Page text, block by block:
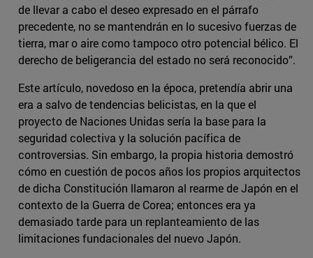
de llevar a cabo el deseo expresado en el párrafo
precedente, no se mantendrán en lo sucesivo fuerzas de
tierra, mar o aire como tampoco otro potencial bélico. El
derecho de beligerancia del estado no será reconocido”.
Este artículo, novedoso en la época, pretendía abrir una
era a salvo de tendencias belicistas, en la que el
proyecto de Naciones Unidas sería la base para la
seguridad colectiva y la solución pacífica de
controversias. Sin embargo, la propia historia demostró
cómo en cuestión de pocos años los propios arquitectos
de dicha Constitución llamaron al rearme de Japón en el
contexto de la Guerra de Corea; entonces era ya
demasiado tarde para un replanteamiento de las
limitaciones fundacionales del nuevo Japón.